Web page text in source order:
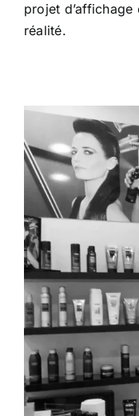
projet
réalité.